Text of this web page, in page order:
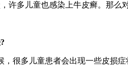
许多儿童也感染上牛皮癣。那么
，很多儿童患者会出现一些皮损